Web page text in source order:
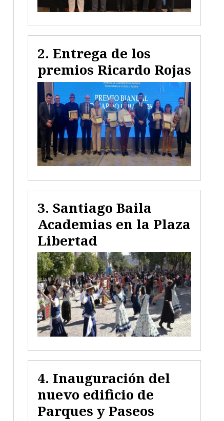
Entrega de los
premios Ricardo Rojas
Santiago Baila
Academias en la Plaza
Libertad
Inauguración del
nuevo edificio de
Parques y Paseos